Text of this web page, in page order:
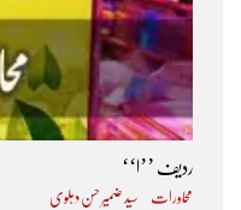
ردیف ’’ا‘‘
محاورات سید ضمیر حسن دہلوی